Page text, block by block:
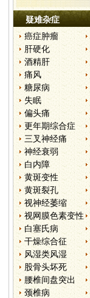
疑难杂症
癌症肿瘤
肝硬化
酒精肝
痛风
糖尿病
失眠
偏头痛
更年期综合症
三叉神经痛
神经衰弱
白内障
黄斑变性
黄斑裂孔
视神经萎缩
视网膜色素变性
白塞氏病
干燥综合征
风湿类风湿
股骨头坏死
腰椎间盘突出
颈椎病